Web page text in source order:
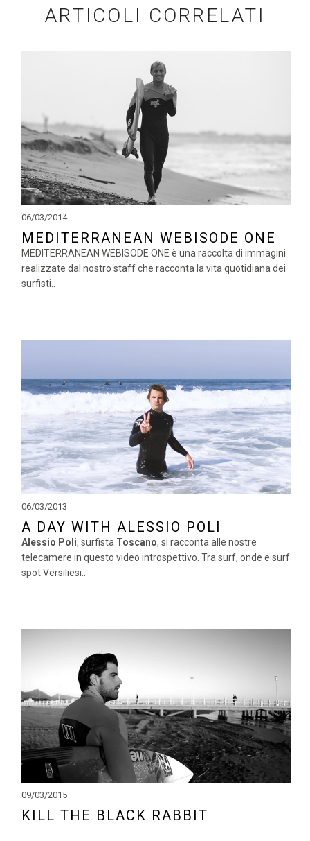
ARTICOLI CORRELATI
06/03/2014
MEDITERRANEAN WEBISODE ONE
MEDITERRANEAN WEBISODE ONE è una raccolta di immagini
realizzate dal nostro staff che racconta la vita quotidiana dei
surfisti..
06/03/2013
A DAY WITH ALESSIO POLI
Alessio Poli, surfista Toscano, si racconta alle nostre
telecamere in questo video introspettivo. Tra surf, onde e surf
spot Versiliesi..
09/03/2015
KILL THE BLACK RABBIT